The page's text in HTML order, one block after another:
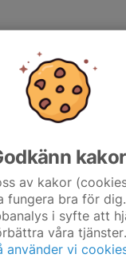
kakor
av kakor
fungera bra för
i syfte att
våra tjänster.
använder vi